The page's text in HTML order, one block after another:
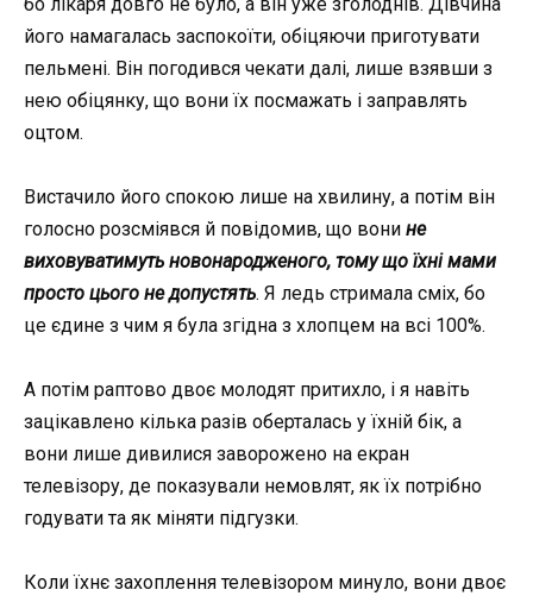
його намагалась заспокоїти, обіцяючи приготувати
пельмені. Він погодився чекати далі, лише взявши з
нею обіцянку, що вони їх посмажать і заправлять
оцтом.
Вистачило його спокою лише на хвилину, а потім він
голосно розсміявся й повідомив, що вони не
виховуватимуть новонародженого, тому що їхні мами
просто цього не допустять. Я ледь стримала сміх, бо
це єдине з чим я була згідна з хлопцем на всі 100%.
А потім раптово двоє молодят притихло, і я навіть
зацікавлено кілька разів оберталась у їхній бік, а
вони лише дивилися заворожено на екран
телевізору, де показували немовлят, як їх потрібно
годувати та як міняти підгузки.
Коли їхнє захоплення телевізором минуло, вони двоє